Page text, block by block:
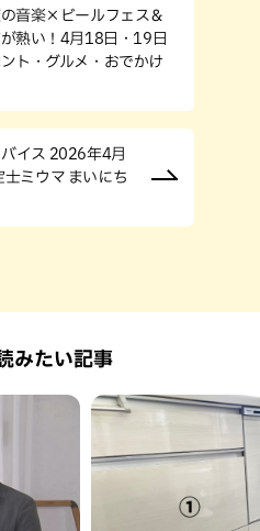
音楽×ビールフェス＆
熱い！4月18日・19日
ト・グルメ・おでかけ
イス 2026年4月
ミウマ まいにち
みたい記事